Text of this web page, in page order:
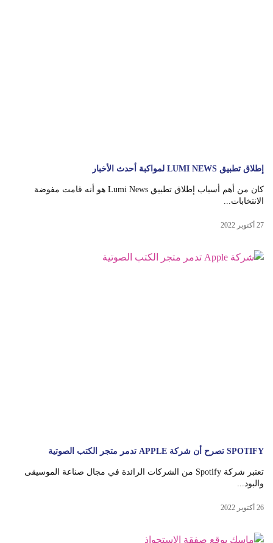
إطلاق تطبيق LUMI NEWS لمواكبة أحدث الأخبار
كان من أهم أسباب إطلاق تطبيق Lumi News هو أنه قامت مفوضة
الانتخابات...
27 أكتوبر 2022
SPOTIFY تصرح أن شركة APPLE تدمر متجر الكتب الصوتية
تعتبر شركة Spotify من الشركات الرائدة في مجال صناعة الموسيقى
والبود...
26 أكتوبر 2022